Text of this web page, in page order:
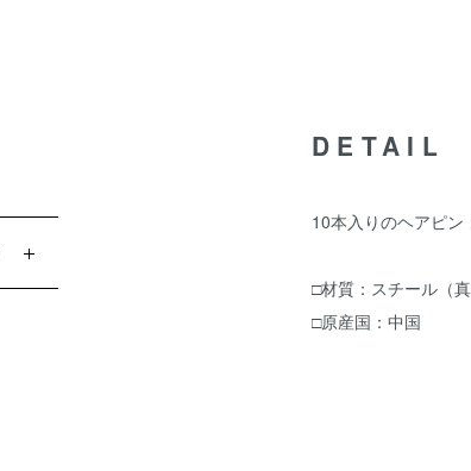
DETAIL
10本入りのヘアピン
□材質：スチール（
□原産国：中国